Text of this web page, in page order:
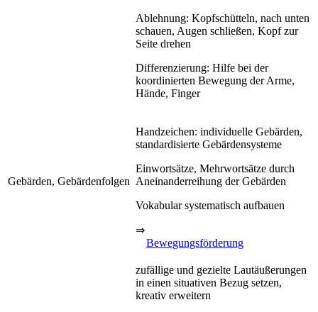
Ablehnung: Kopfschütteln, nach unten
schauen, Augen schließen, Kopf zur
Seite drehen
Differenzierung: Hilfe bei der
koordinierten Bewegung der Arme,
Hände, Finger
Gebärden, Gebärdenfolgen
Handzeichen: individuelle Gebärden,
standardisierte Gebärdensysteme
Einwortsätze, Mehrwortsätze durch
Aneinanderreihung der Gebärden
Vokabular systematisch aufbauen
⇒
Bewegungsförderung
zufällige und gezielte Lautäußerungen
in einen situativen Bezug setzen,
kreativ erweitern